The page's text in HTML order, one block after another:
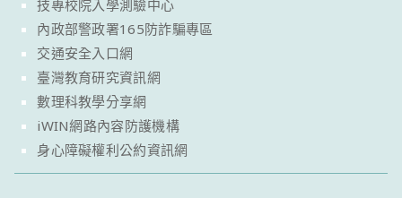
技專校院入學測驗中心
內政部警政署165防詐騙專區
交通安全入口網
臺灣教育研究資訊網
數理科教學分享網
iWIN網路內容防護機構
身心障礙權利公約資訊網